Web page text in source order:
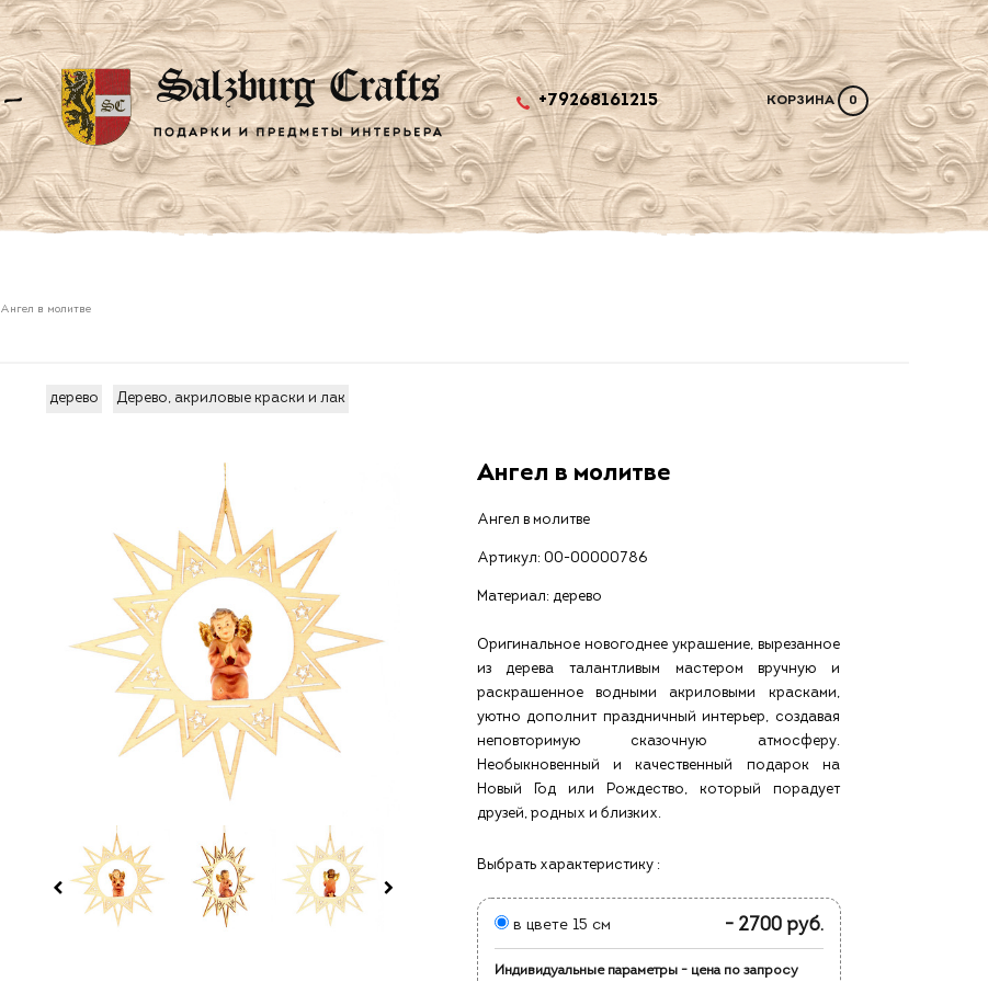
+79268161215 КОРЗИНА 0
Ангел в молитве
дерево Дерево, акриловые краски и лак
Ангел в молитве
Ангел в молитве
Артикул: 00-00000786
Материал: дерево
Оригинальное новогоднее украшение, вырезанное
из дерева талантливым мастером вручную и
раскрашенное водными акриловыми красками,
уютно дополнит праздничный интерьер, создавая
неповторимую сказочную атмосферу.
Необыкновенный и качественный подарок на
Новый Год или Рождество, который порадует
друзей, родных и близких.
Выбрать характеристику :
в цвете 15 см - 2700 руб.
Индивидуальные параметры - цена по запросу